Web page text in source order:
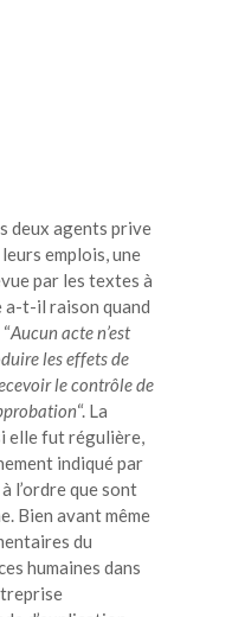
deux agents prive
emplois, une
par les textes à
a-t-il raison quand
Aucun acte n’est
les effets de
le contrôle de
“. La
elle fut régulière,
indiqué par
l’ordre que sont
Bien avant même
du
humaines dans